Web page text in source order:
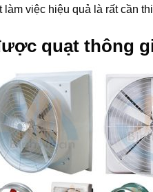
việc hiệu quả là rất cần
quạt thông